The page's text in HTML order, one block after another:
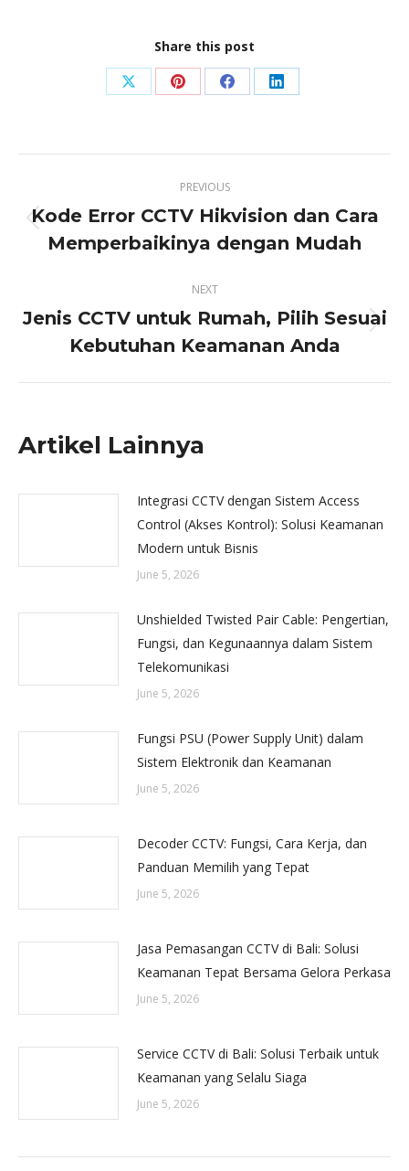
Share this post
Share
X
Share
Pinterest
Share
Facebook
Share
LinkedIn
navigation
PREVIOUS
Previous
post:
Kode Error CCTV Hikvision dan Cara
Memperbaikinya dengan Mudah
NEXT
Next
post:
Jenis CCTV untuk Rumah, Pilih Sesuai
Kebutuhan Keamanan Anda
Artikel Lainnya
Integrasi CCTV dengan Sistem Access
Control (Akses Kontrol): Solusi Keamanan
Modern untuk Bisnis
June 5, 2026
Unshielded Twisted Pair Cable: Pengertian,
Fungsi, dan Kegunaannya dalam Sistem
Telekomunikasi
June 5, 2026
Fungsi PSU (Power Supply Unit) dalam
Sistem Elektronik dan Keamanan
June 5, 2026
Decoder CCTV: Fungsi, Cara Kerja, dan
Panduan Memilih yang Tepat
June 5, 2026
Jasa Pemasangan CCTV di Bali: Solusi
Keamanan Tepat Bersama Gelora Perkasa
June 5, 2026
Service CCTV di Bali: Solusi Terbaik untuk
Keamanan yang Selalu Siaga
June 5, 2026